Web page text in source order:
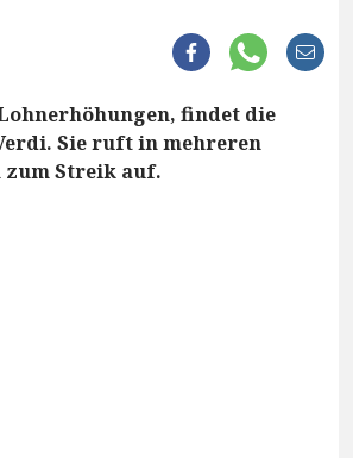
findet die
Sie ruft in mehreren
zum Streik auf.